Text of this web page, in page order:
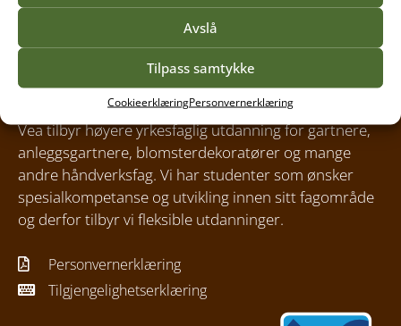
Avslå
Tilpass samtykke
CookieerklæringPersonvernerklæring
Vea tilbyr høyere yrkesfaglig utdanning for gartnere,
anleggsgartnere, blomsterdekoratører og mange
andre håndverksfag. Vi har studenter som ønsker
spesialkompetanse og utvikling innen sitt fagområde
og derfor tilbyr vi fleksible utdanninger.
Personvernerklæring
Tilgjengelighetserklæring